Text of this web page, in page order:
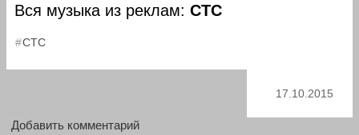
Вся музыка из реклам: СТС
СТС
17.10.2015
Добавить комментарий